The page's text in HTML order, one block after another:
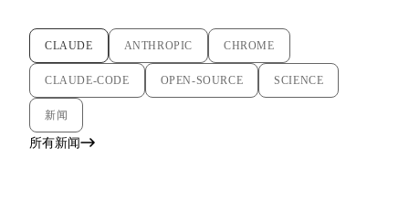
CLAUDE ANTHROPIC CHROME
CLAUDE-CODE OPEN-SOURCE SCIENCE
新闻
所有新闻